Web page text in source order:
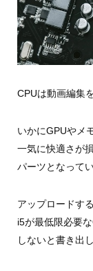
CPUは動画編集
いかにGPUやメ
一気に快適さが
パーツとなってい
アップロードす
i5が最低限必要
しないと書き出